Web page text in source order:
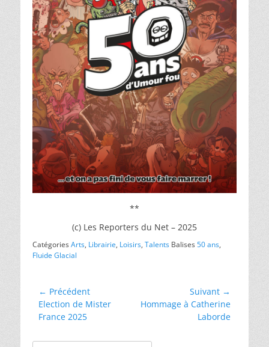
**
(c) Les Reporters du Net – 2025
CatégoriesArts, Librairie, Loisirs, Talents Balises50 ans,
Fluide Glacial
Navigation
de
l’article
← Précédent
Article
précédent :
Election de Mister
France 2025
Suivant →
Article
Hommage à Catherine
Laborde